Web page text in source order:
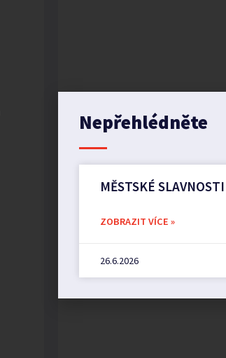
Nepřehlédněte
MĚSTSKÉ
ZOBRAZIT VÍCE »
26.6.2026